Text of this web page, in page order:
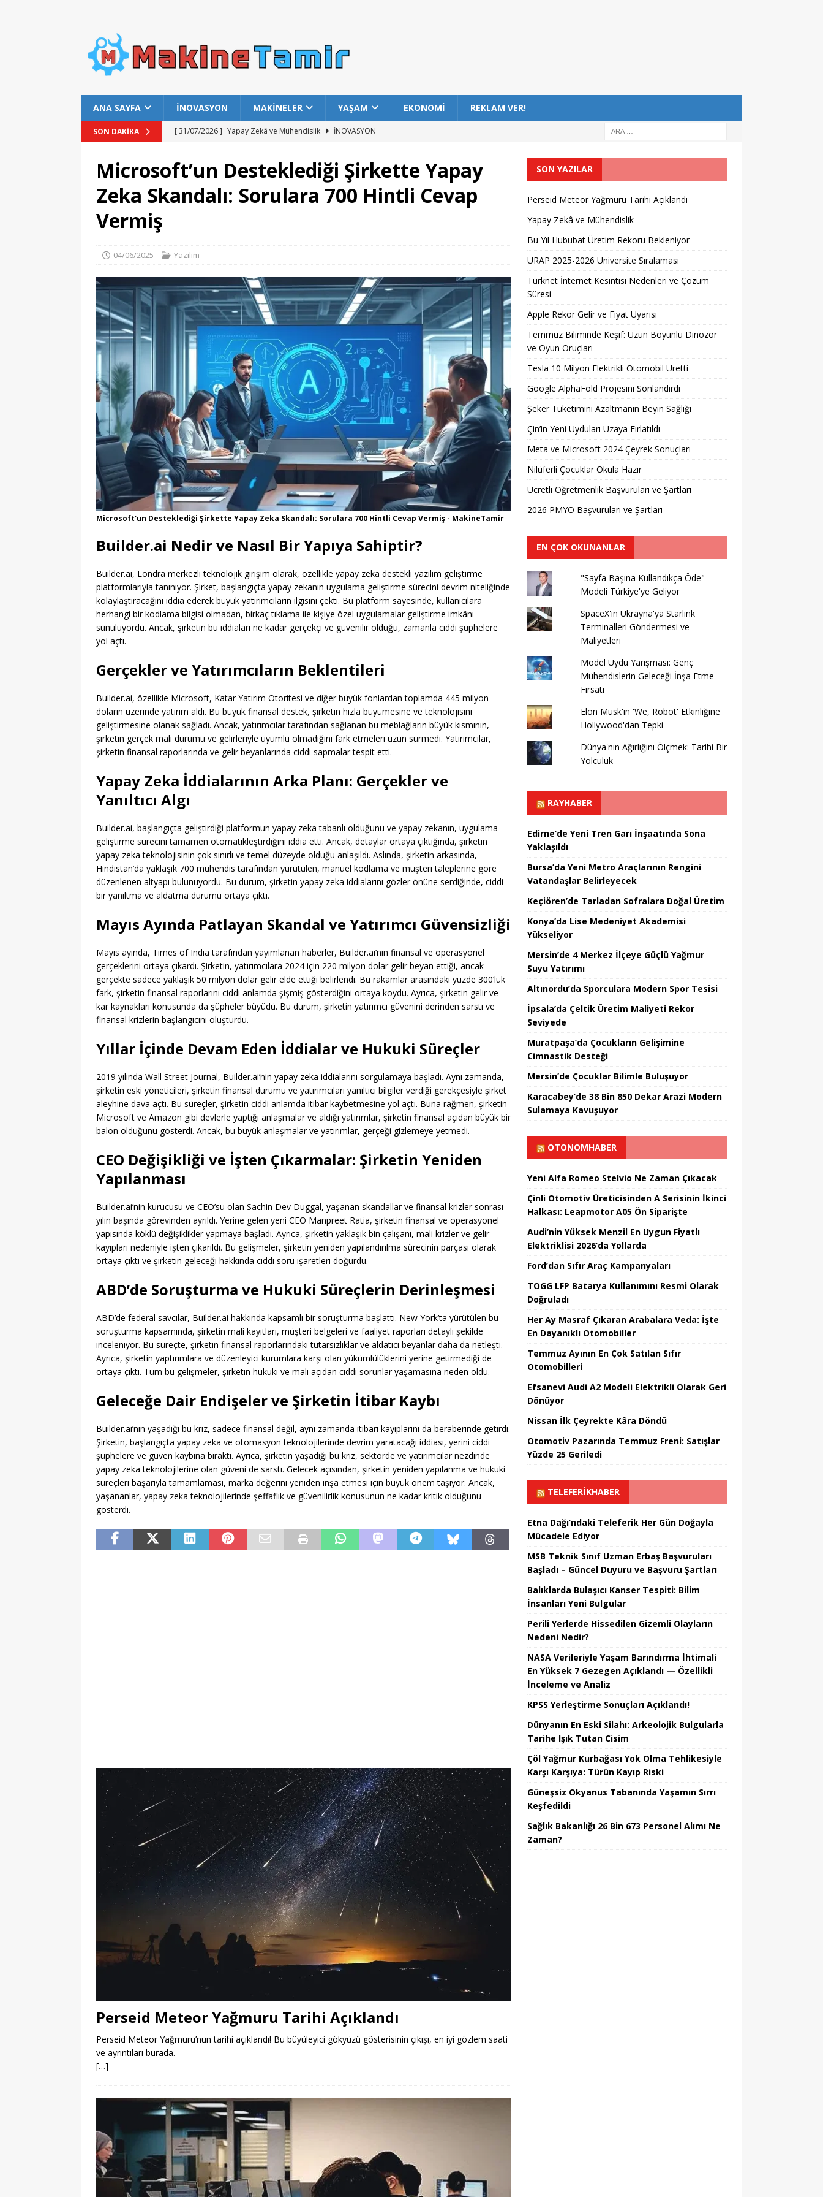
ANA SAYFA İNOVASYON MAKİNELER YAŞAM EKONOMİ REKLAM VER!
SON DAKIKA [ 31/07/2026 ] Yapay Zekâ ve Mühendislik
İNOVASYON
[ 31/07/2026 ]
URAP 2025-2026 Üniversite Sıralaması
EĞITIM
[ 31/07/2026 ] Türknet İnternet Kesintisi Nedenleri ve Çözüm Süresi
İNOVASYON
Microsoft’un Desteklediği Şirkette Yapay
Zeka Skandalı: Sorulara 700 Hintli Cevap
Vermiş
04/06/2025 Yazılım
Microsoft'un Desteklediği Şirkette Yapay Zeka Skandalı: Sorulara 700 Hintli Cevap Vermiş - MakineTamir
Builder.ai Nedir ve Nasıl Bir Yapıya Sahiptir?
Builder.ai, Londra merkezli teknolojik girişim olarak, özellikle yapay zeka destekli yazılım geliştirme
platformlarıyla tanınıyor. Şirket, başlangıçta yapay zekanın uygulama geliştirme sürecini devrim niteliğinde
kolaylaştıracağını iddia ederek büyük yatırımcıların ilgisini çekti. Bu platform sayesinde, kullanıcılara
herhangi bir kodlama bilgisi olmadan, birkaç tıklama ile kişiye özel uygulamalar geliştirme imkânı
sunuluyordu. Ancak, şirketin bu iddiaları ne kadar gerçekçi ve güvenilir olduğu, zamanla ciddi şüphelere
yol açtı.
Gerçekler ve Yatırımcıların Beklentileri
Builder.ai, özellikle Microsoft, Katar Yatırım Otoritesi ve diğer büyük fonlardan toplamda 445 milyon
doların üzerinde yatırım aldı. Bu büyük finansal destek, şirketin hızla büyümesine ve teknolojisini
geliştirmesine olanak sağladı. Ancak, yatırımcılar tarafından sağlanan bu meblağların büyük kısmının,
şirketin gerçek mali durumu ve gelirleriyle uyumlu olmadığını fark etmeleri uzun sürmedi. Yatırımcılar,
şirketin finansal raporlarında ve gelir beyanlarında ciddi sapmalar tespit etti.
Yapay Zeka İddialarının Arka Planı: Gerçekler ve
Yanıltıcı Algı
Builder.ai, başlangıçta geliştirdiği platformun yapay zeka tabanlı olduğunu ve yapay zekanın, uygulama
geliştirme sürecini tamamen otomatikleştirdiğini iddia etti. Ancak, detaylar ortaya çıktığında, şirketin
yapay zeka teknolojisinin çok sınırlı ve temel düzeyde olduğu anlaşıldı. Aslında, şirketin arkasında,
Hindistan’da yaklaşık 700 mühendis tarafından yürütülen, manuel kodlama ve müşteri taleplerine göre
düzenlenen altyapı bulunuyordu. Bu durum, şirketin yapay zeka iddialarını gözler önüne serdiğinde, ciddi
bir yanıltma ve aldatma durumu ortaya çıktı.
Mayıs Ayında Patlayan Skandal ve Yatırımcı Güvensizliği
Mayıs ayında, Times of India tarafından yayımlanan haberler, Builder.ai’nin finansal ve operasyonel
gerçeklerini ortaya çıkardı. Şirketin, yatırımcılara 2024 için 220 milyon dolar gelir beyan ettiği, ancak
gerçekte sadece yaklaşık 50 milyon dolar gelir elde ettiği belirlendi. Bu rakamlar arasındaki yüzde 300’lük
fark, şirketin finansal raporlarını ciddi anlamda şişmiş gösterdiğini ortaya koydu. Ayrıca, şirketin gelir ve
kar kaynakları konusunda da şüpheler büyüdü. Bu durum, şirketin yatırımcı güvenini derinden sarstı ve
finansal krizlerin başlangıcını oluşturdu.
Yıllar İçinde Devam Eden İddialar ve Hukuki Süreçler
2019 yılında Wall Street Journal, Builder.ai’nin yapay zeka iddialarını sorgulamaya başladı. Aynı zamanda,
şirketin eski yöneticileri, şirketin finansal durumu ve yatırımcıları yanıltıcı bilgiler verdiği gerekçesiyle şirket
aleyhine dava açtı. Bu süreçler, şirketin ciddi anlamda itibar kaybetmesine yol açtı. Buna rağmen, şirketin
Microsoft ve Amazon gibi devlerle yaptığı anlaşmalar ve aldığı yatırımlar, şirketin finansal açıdan büyük bir
balon olduğunu gösterdi. Ancak, bu büyük anlaşmalar ve yatırımlar, gerçeği gizlemeye yetmedi.
CEO Değişikliği ve İşten Çıkarmalar: Şirketin Yeniden
Yapılanması
Builder.ai’nin kurucusu ve CEO’su olan Sachin Dev Duggal, yaşanan skandallar ve finansal krizler sonrası
yılın başında görevinden ayrıldı. Yerine gelen yeni CEO Manpreet Ratia, şirketin finansal ve operasyonel
yapısında köklü değişiklikler yapmaya başladı. Ayrıca, şirketin yaklaşık bin çalışanı, mali krizler ve gelir
kayıpları nedeniyle işten çıkarıldı. Bu gelişmeler, şirketin yeniden yapılandırılma sürecinin parçası olarak
ortaya çıktı ve şirketin geleceği hakkında ciddi soru işaretleri doğurdu.
ABD’de Soruşturma ve Hukuki Süreçlerin Derinleşmesi
ABD’de federal savcılar, Builder.ai hakkında kapsamlı bir soruşturma başlattı. New York’ta yürütülen bu
soruşturma kapsamında, şirketin mali kayıtları, müşteri belgeleri ve faaliyet raporları detaylı şekilde
inceleniyor. Bu süreçte, şirketin finansal raporlarındaki tutarsızlıklar ve aldatıcı beyanlar daha da netleşti.
Ayrıca, şirketin yaptırımlara ve düzenleyici kurumlara karşı olan yükümlülüklerini yerine getirmediği de
ortaya çıktı. Tüm bu gelişmeler, şirketin hukuki ve mali açıdan ciddi sorunlar yaşamasına neden oldu.
Geleceğe Dair Endişeler ve Şirketin İtibar Kaybı
Builder.ai’nin yaşadığı bu kriz, sadece finansal değil, aynı zamanda itibari kayıplarını da beraberinde getirdi.
Şirketin, başlangıçta yapay zeka ve otomasyon teknolojilerinde devrim yaratacağı iddiası, yerini ciddi
şüphelere ve güven kaybına bıraktı. Ayrıca, şirketin yaşadığı bu kriz, sektörde ve yatırımcılar nezdinde
yapay zeka teknolojilerine olan güveni de sarstı. Gelecek açısından, şirketin yeniden yapılanma ve hukuki
süreçleri başarıyla tamamlaması, marka değerini yeniden inşa etmesi için büyük önem taşıyor. Ancak,
yaşananlar, yapay zeka teknolojilerinde şeffaflık ve güvenilirlik konusunun ne kadar kritik olduğunu
gösterdi.
Perseid Meteor Yağmuru Tarihi Açıklandı
Perseid Meteor Yağmuru’nun tarihi açıklandı! Bu büyüleyici gökyüzü gösterisinin çıkışı, en iyi gözlem saati
ve ayrıntıları burada.
[…]
SON YAZILAR
Perseid Meteor Yağmuru Tarihi Açıklandı
Yapay Zekâ ve Mühendislik
Bu Yıl Hububat Üretim Rekoru Bekleniyor
URAP 2025-2026 Üniversite Sıralaması
Türknet İnternet Kesintisi Nedenleri ve Çözüm
Süresi
Apple Rekor Gelir ve Fiyat Uyarısı
Temmuz Biliminde Keşif: Uzun Boyunlu Dinozor
ve Oyun Oruçları
Tesla 10 Milyon Elektrikli Otomobil Üretti
Google AlphaFold Projesini Sonlandırdı
Şeker Tüketimini Azaltmanın Beyin Sağlığı
Çin’in Yeni Uyduları Uzaya Fırlatıldı
Meta ve Microsoft 2024 Çeyrek Sonuçları
Nilüferli Çocuklar Okula Hazır
Ücretli Öğretmenlik Başvuruları ve Şartları
2026 PMYO Başvuruları ve Şartları
EN ÇOK OKUNANLAR
"Sayfa Başına Kullandıkça Öde"
Modeli Türkiye'ye Geliyor
SpaceX'in Ukrayna'ya Starlink
Terminalleri Göndermesi ve
Maliyetleri
Model Uydu Yarışması: Genç
Mühendislerin Geleceği İnşa Etme
Fırsatı
Elon Musk'ın 'We, Robot' Etkinliğine
Hollywood'dan Tepki
Dünya'nın Ağırlığını Ölçmek: Tarihi Bir
Yolculuk
RAYHABER
Edirne’de Yeni Tren Garı İnşaatında Sona
Yaklaşıldı
Bursa’da Yeni Metro Araçlarının Rengini
Vatandaşlar Belirleyecek
Keçiören’de Tarladan Sofralara Doğal Üretim
Konya’da Lise Medeniyet Akademisi
Yükseliyor
Mersin’de 4 Merkez İlçeye Güçlü Yağmur
Suyu Yatırımı
Altınordu’da Sporculara Modern Spor Tesisi
İpsala’da Çeltik Üretim Maliyeti Rekor
Seviyede
Muratpaşa’da Çocukların Gelişimine
Cimnastik Desteği
Mersin’de Çocuklar Bilimle Buluşuyor
Karacabey’de 38 Bin 850 Dekar Arazi Modern
Sulamaya Kavuşuyor
OTONOMHABER
Yeni Alfa Romeo Stelvio Ne Zaman Çıkacak
Çinli Otomotiv Üreticisinden A Serisinin İkinci
Halkası: Leapmotor A05 Ön Siparişte
Audi’nin Yüksek Menzil En Uygun Fiyatlı
Elektriklisi 2026’da Yollarda
Ford’dan Sıfır Araç Kampanyaları
TOGG LFP Batarya Kullanımını Resmi Olarak
Doğruladı
Her Ay Masraf Çıkaran Arabalara Veda: İşte
En Dayanıklı Otomobiller
Temmuz Ayının En Çok Satılan Sıfır
Otomobilleri
Efsanevi Audi A2 Modeli Elektrikli Olarak Geri
Dönüyor
Nissan İlk Çeyrekte Kâra Döndü
Otomotiv Pazarında Temmuz Freni: Satışlar
Yüzde 25 Geriledi
TELEFERIKHABER
Etna Dağı’ndaki Teleferik Her Gün Doğayla
Mücadele Ediyor
MSB Teknik Sınıf Uzman Erbaş Başvuruları
Başladı – Güncel Duyuru ve Başvuru Şartları
Balıklarda Bulaşıcı Kanser Tespiti: Bilim
İnsanları Yeni Bulgular
Perili Yerlerde Hissedilen Gizemli Olayların
Nedeni Nedir?
NASA Verileriyle Yaşam Barındırma İhtimali
En Yüksek 7 Gezegen Açıklandı — Özellikli
İnceleme ve Analiz
KPSS Yerleştirme Sonuçları Açıklandı!
Dünyanın En Eski Silahı: Arkeolojik Bulgularla
Tarihe Işık Tutan Cisim
Çöl Yağmur Kurbağası Yok Olma Tehlikesiyle
Karşı Karşıya: Türün Kayıp Riski
Güneşsiz Okyanus Tabanında Yaşamın Sırrı
Keşfedildi
Sağlık Bakanlığı 26 Bin 673 Personel Alımı Ne
Zaman?